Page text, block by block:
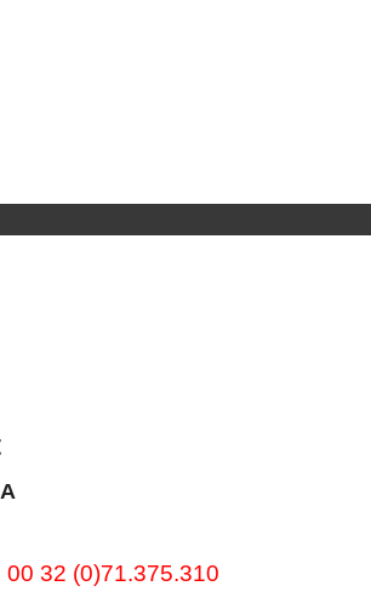
00 32 (0)71.375.310